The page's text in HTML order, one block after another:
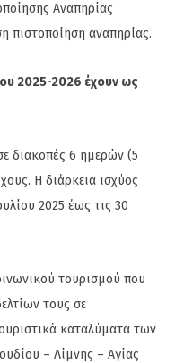
Αναπηρίας
πιστοποίηση αναπηρίας.
2025-2026 έχουν ως
διακοπές 6 ημερών (5
Η διάρκεια ισχύος
2025 έως τις 30
τουρισμού που
τους σε
καταλύματα των
– Λίμνης – Αγίας